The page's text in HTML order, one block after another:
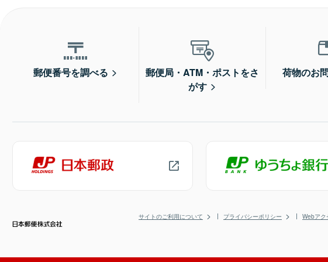
郵便番号を調べる
郵便局・ATM・ポストをさ
がす
荷物のお
サイトのご利用について プライバシーポリシー Webアク